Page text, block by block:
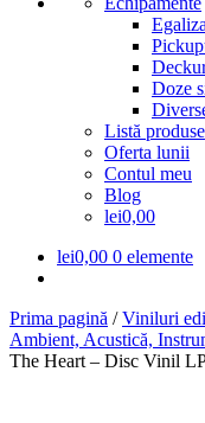
Doze
Listă produse
Oferta lunii
Contul meu
Blog
lei0,00
lei0,00 0 elemente
Prima pagină /Viniluri
Ambient, Acustică,
The Heart – Disc Vinil